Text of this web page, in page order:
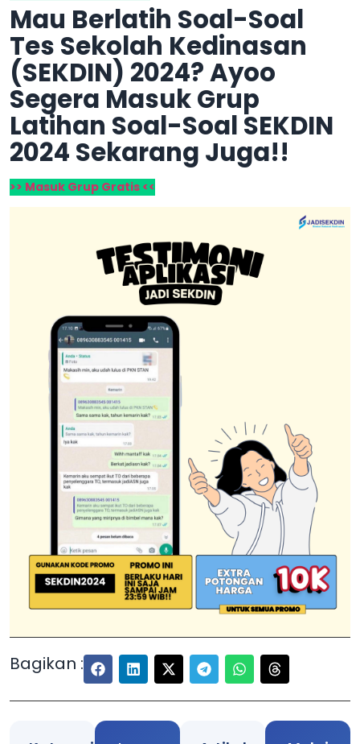
Mau Berlatih Soal-Soal
Tes Sekolah Kedinasan
(SEKDIN) 2024? Ayoo
Segera Masuk Grup
Latihan Soal-Soal SEKDIN
2024 Sekarang Juga!!
>> Masuk Grup Gratis <<
Bagikan :